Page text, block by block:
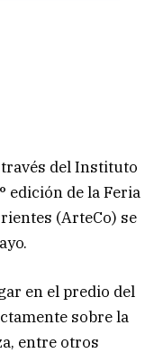
del Instituto
edición de la Feria
(ArteCo) se
en el predio del
sobre la
entre otros